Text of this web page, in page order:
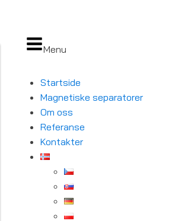
Menu
Startside
Magnetiske separatorer
Om oss
Referanse
Kontakter